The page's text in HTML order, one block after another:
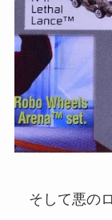
そして悪の